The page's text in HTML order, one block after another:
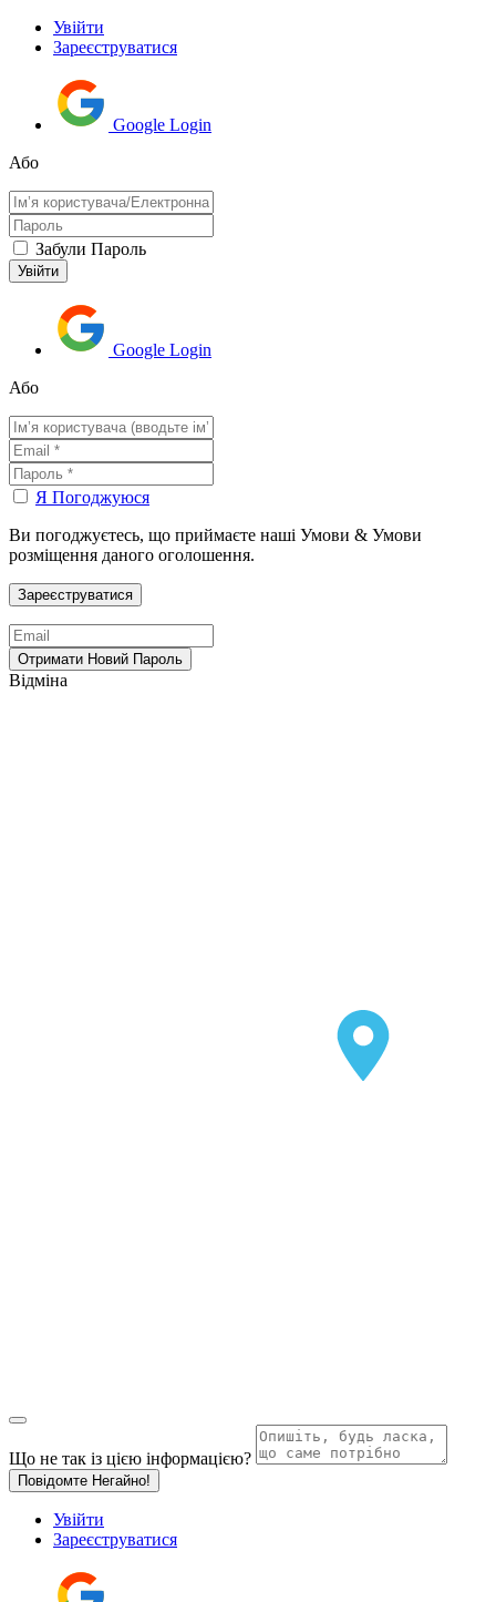
Увійти
Зареєструватися
Google Login
Або
Забули Пароль
Google Login
Або
Я Погоджуюся
Ви погоджуєтесь, що приймаєте наші Умови & Умови
розміщення даного оголошення.
Відміна
Що не так із цією інформацією?
Повідомте Негайно!
Увійти
Зареєструватися